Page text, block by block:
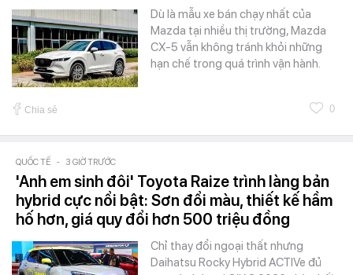
Dù là mẫu xe bán chạy nhất của
Mazda tại nhiều thị trường, Mazda
CX-5 vẫn không tránh khỏi những
hạn chế trong quá trình vận hành.
Chia sẻ 0
QUỐC TẾ - 3 GIỜ TRƯỚC
'Anh em sinh đôi' Toyota Raize trình làng bản
hybrid cực nổi bật: Sơn đổi màu, thiết kế hầm
hố hơn, giá quy đổi hơn 500 triệu đồng
Chỉ thay đổi ngoại thất nhưng
Daihatsu Rocky Hybrid ACTIVe đủ